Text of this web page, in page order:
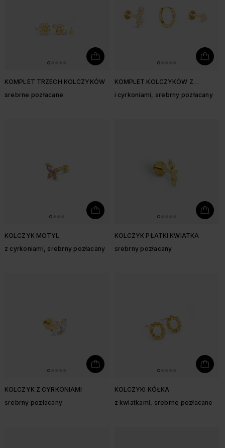
KOMPLET TRZECH KOLCZYKÓW
srebrne pozłacane
KOMPLET KOLCZYKÓW Z
i cyrkoniami, srebrny pozłacany
KOLCZYK MOTYL
z cyrkoniami, srebrny pozłacany
KOLCZYK PŁATKI KWIATKA
srebrny pozłacany
KOLCZYK Z CYRKONIAMI
srebrny pozłacany
KOLCZYKI KÓŁKA
z kwiatkami, srebrne pozłacane